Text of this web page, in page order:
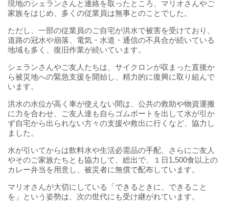
現地のシェランさんと連絡を取ったところ、マリオさんやご
家族をはじめ、多くの従業員は無事とのことでした。
ただし、一部の従業員のご自宅が洪水で被害を受けており、
道路の冠水や崩落、電気・水道・通信の不具合が続いている
地域も多く、復旧作業が続いています。
シェランさんやご友人たちは、サイクロンが収まった直後か
ら被災地への緊急支援を開始し、精力的に復興に取り組んで
います。
洪水の水位が高く車が使えない間は、公共の救助や物資運搬
に力を合わせ、ご友人達も自らゴムボートを出して水が引か
ず自宅から出られない方々の支援や救出に行くなど、協力し
ました。
水が引いてからは飲料水や生活必需品の手配、さらにご友人
やそのご家族たちとも協力して、総出で、１日1,500食以上の
カレー弁当を用意し、被災者に無償で配布しています。
マリオさんが大切にしている「できるときに、できること
を」という姿勢は、次の世代にも受け継がれています。